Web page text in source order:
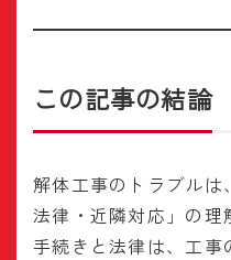
この記事の結論
解体工事のトラブルは
法律・近隣対応」の理
手続きと法律は、工